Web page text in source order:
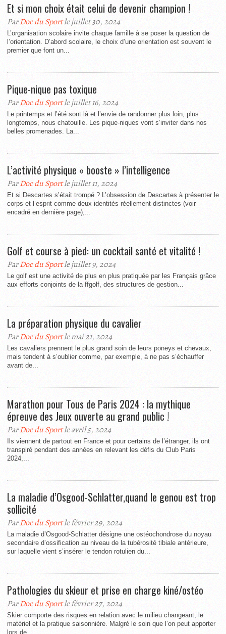
Et si mon choix était celui de devenir champion !
ParDoc du Sportle juillet 30, 2024
L’organisation scolaire invite chaque famille à se poser la question de
l’orientation. D’abord scolaire, le choix d’une orientation est souvent le
premier que font un...
Pique-nique pas toxique
ParDoc du Sportle juillet 16, 2024
Le printemps et l’été sont là et l’envie de randonner plus loin, plus
longtemps, nous chatouille. Les pique-niques vont s’inviter dans nos
belles promenades. La...
L’activité physique « booste » l’intelligence
ParDoc du Sportle juillet 11, 2024
Et si Descartes s’était trompé ? L’obsession de Descartes à présenter le
corps et l’esprit comme deux identités réellement distinctes (voir
encadré en dernière page),...
Golf et course à pied: un cocktail santé et vitalité !
ParDoc du Sportle juillet 9, 2024
Le golf est une activité de plus en plus pratiquée par les Français grâce
aux efforts conjoints de la ffgolf, des structures de gestion...
La préparation physique du cavalier
ParDoc du Sportle mai 21, 2024
Les cavaliers prennent le plus grand soin de leurs poneys et chevaux,
mais tendent à s’oublier comme, par exemple, à ne pas s’échauffer
avant de...
Marathon pour Tous de Paris 2024 : la mythique
épreuve des Jeux ouverte au grand public !
ParDoc du Sportle avril 5, 2024
Ils viennent de partout en France et pour certains de l’étranger, ils ont
transpiré pendant des années en relevant les défis du Club Paris
2024,...
La maladie d’Osgood-Schlatter,quand le genou est trop
sollicité
ParDoc du Sportle février 29, 2024
La maladie d’Osgood-Schlatter désigne une ostéochondrose du noyau
secondaire d’ossification au niveau de la tubérosité tibiale antérieure,
sur laquelle vient s’insérer le tendon rotulien du...
Pathologies du skieur et prise en charge kiné/ostéo
ParDoc du Sportle février 27, 2024
Skier comporte des risques en relation avec le milieu changeant, le
matériel et la pratique saisonnière. Malgré le soin que l’on peut apporter
lors de...